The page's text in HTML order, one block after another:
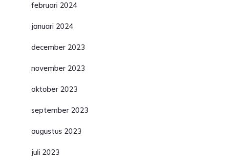
februari 2024
januari 2024
december 2023
november 2023
oktober 2023
september 2023
augustus 2023
juli 2023